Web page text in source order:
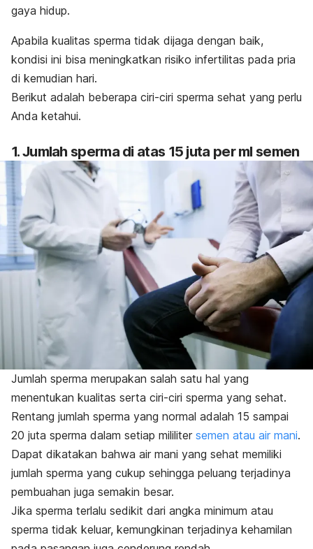
gaya hidup.
Apabila kualitas sperma tidak dijaga dengan baik,
kondisi ini bisa meningkatkan risiko infertilitas pada pria
di kemudian hari.
Berikut adalah beberapa ciri-ciri sperma sehat yang perlu
Anda ketahui.
1. Jumlah sperma di atas 15 juta per ml semen
Jumlah sperma merupakan salah satu hal yang
menentukan kualitas serta ciri-ciri sperma yang sehat.
Rentang jumlah sperma yang normal adalah 15 sampai
20 juta sperma dalam setiap mililiter semen atau air mani.
Dapat dikatakan bahwa air mani yang sehat memiliki
jumlah sperma yang cukup sehingga peluang terjadinya
pembuahan juga semakin besar.
Jika sperma terlalu sedikit dari angka minimum atau
sperma tidak keluar, kemungkinan terjadinya kehamilan